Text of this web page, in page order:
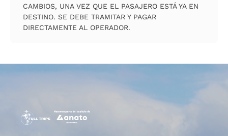
CAMBIOS, UNA VEZ QUE EL PASAJERO ESTÁ YA EN
DESTINO. SE DEBE TRAMITAR Y PAGAR
DIRECTAMENTE AL OPERADOR.